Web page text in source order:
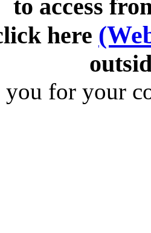
to access
here
you for your